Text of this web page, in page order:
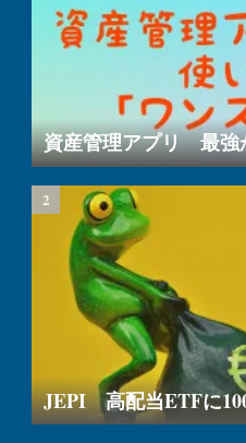
資産管理アプリ 最強
JEPI 高配当ETFに